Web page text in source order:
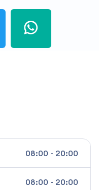
08:00 - 20:00
08:00 - 20:00